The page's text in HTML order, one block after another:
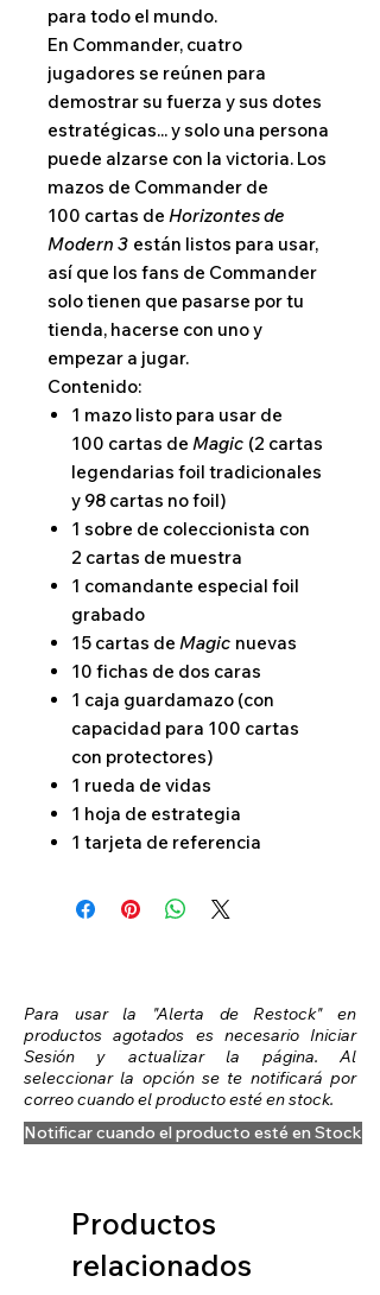
para todo el mundo.
En Commander, cuatro
jugadores se reúnen para
demostrar su fuerza y sus dotes
estratégicas... y solo una persona
puede alzarse con la victoria. Los
mazos de Commander de
100 cartas de Horizontes de
Modern 3 están listos para usar,
así que los fans de Commander
solo tienen que pasarse por tu
tienda, hacerse con uno y
empezar a jugar.
Contenido:
1 mazo listo para usar de
100 cartas de Magic (2 cartas
legendarias foil tradicionales
y 98 cartas no foil)
1 sobre de coleccionista con
2 cartas de muestra
1 comandante especial foil
grabado
15 cartas de Magic nuevas
10 fichas de dos caras
1 caja guardamazo (con
capacidad para 100 cartas
con protectores)
1 rueda de vidas
1 hoja de estrategia
1 tarjeta de referencia
Para usar la "Alerta de Restock" en
productos agotados es necesario Iniciar
Sesión y actualizar la página. Al
seleccionar la opción se te notificará por
correo cuando el producto esté en stock.
Notificar cuando el producto esté en Stock
Productos
relacionados